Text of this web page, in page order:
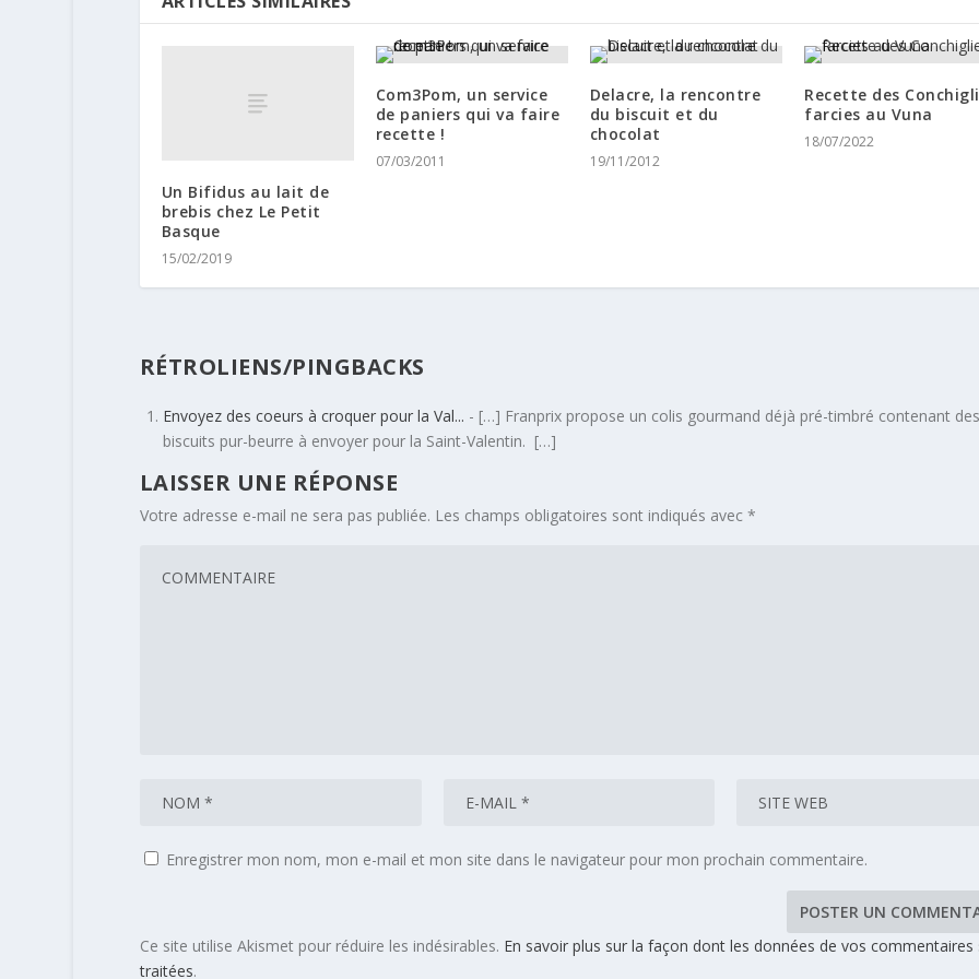
Un Bifidus au lait de
brebis chez Le Petit
Basque
15/02/2019
Com3Pom, un service
de paniers qui va faire
recette !
07/03/2011
Delacre, la rencontre
du biscuit et du
chocolat
19/11/2012
Recette des
farcies au Vuna
18/07/2022
RÉTROLIENS/PINGBACKS
Envoyez des coeurs à croquer pour la Val... - […] Franprix propose un colis gourmand déjà pré-timbré contenant des
biscuits pur-beurre à envoyer pour la Saint-Valentin. […]
LAISSER UNE RÉPONSE
Votre adresse e-mail ne sera pas publiée. Les champs obligatoires sont indiqués avec *
Enregistrer mon nom, mon e-mail et mon site dans le navigateur pour mon prochain commentaire.
Ce site utilise Akismet pour réduire les indésirables. En savoir plus sur la façon dont les données de vos commentaires
traitées.